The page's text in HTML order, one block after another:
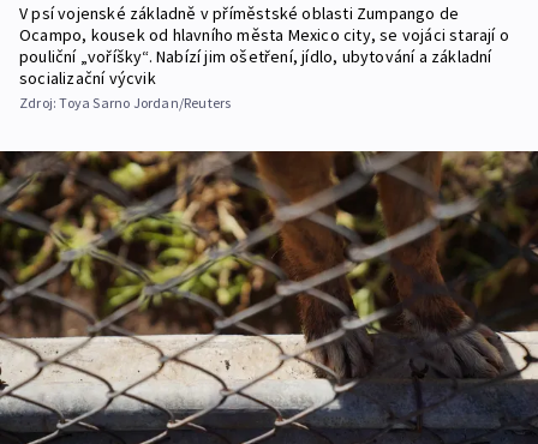
V psí vojenské základně v příměstské oblasti Zumpango de
Ocampo, kousek od hlavního města Mexico city, se vojáci starají o
pouliční „voříšky“. Nabízí jim ošetření, jídlo, ubytování a základní
socializační výcvik
Zdroj:Toya Sarno Jordan/Reuters